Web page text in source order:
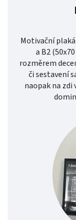
Motivační
a B2
rozměrem
či sestavení
naopak na